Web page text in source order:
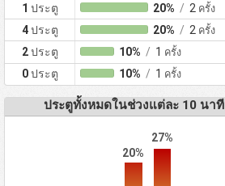
1 ประตู 20% / 2 ครั้ง
4ประตู 20% / 2 ครั้ง
2ประตู 10% / 1 ครั้ง
0ประตู 10% / 1 ครั้ง
ประตูทั้งหมดในช่วงแต่ละ 10 นาที
20%
27%